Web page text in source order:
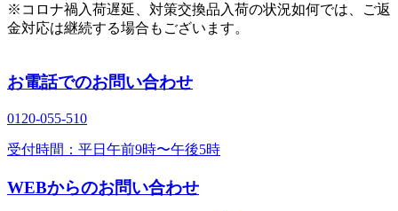
※コロナ禍入荷遅延、対策交換品入荷の状況如何では、ご返
金対応は継続する場合もございます。
お電話でのお問い合わせ
0120‐055‐510
受付時間：平日午前9時〜午後5時
WEBからのお問い合わせ